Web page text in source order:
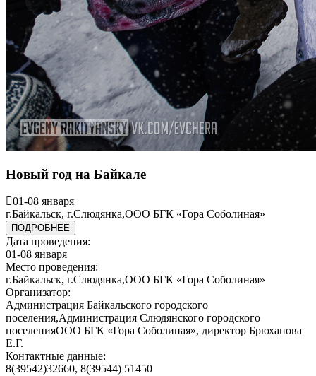
Новый год на Байкале
01-08 января
г.Байкальск, г.Слюдянка,ООО БГК «Гора Соболиная»
ПОДРОБНЕЕ
Дата проведения:
01-08 января
Место проведения:
г.Байкальск, г.Слюдянка,ООО БГК «Гора Соболиная»
Организатор:
Администрация Байкальского городского
поселения,Администрация Слюдянского городского
поселенияООО БГК «Гора Соболиная», директор Брюханова
Е.Г.
Контактные данные:
8(39542)32660, 8(39544) 51450